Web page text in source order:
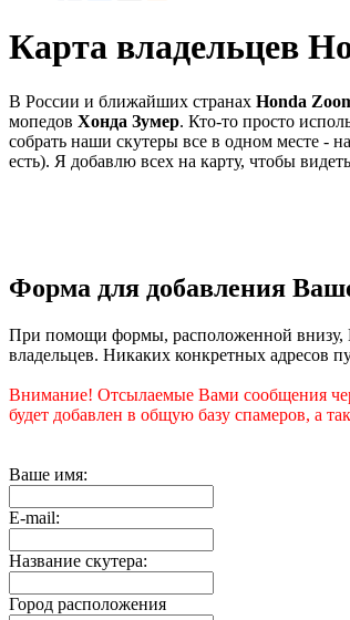
Карта владельцев
В России и ближайших странах Honda
мопедов Хонда Зумер. Кто-то просто
собрать наши скутеры все в одном месте - на
есть). Я добавлю всех на карту, чтобы
Форма для добавления
При помощи формы, расположенной внизу,
владельцев. Никаких конкретных адресов
Внимание! Отсылаемые Вами сообщения
будет добавлен в общую базу спамеров, а
Ваше имя:
E-mail:
Название скутера:
Город расположения